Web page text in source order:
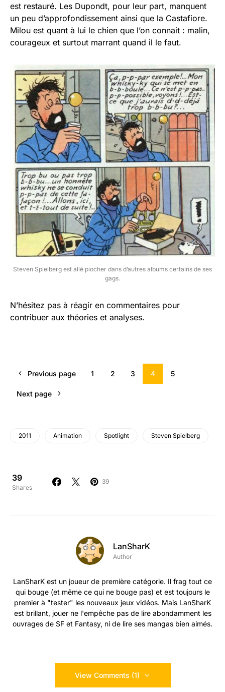
est restauré. Les Dupondt, pour leur part, manquent
un peu d’approfondissement ainsi que la Castafiore.
Milou est quant à lui le chien que l’on connait : malin,
courageux et surtout marrant quand il le faut.
Steven Spielberg est allé piocher dans d’autres albums certains de ses
gags.
N’hésitez pas à réagir en commentaires pour
contribuer aux théories et analyses.
Previous page 1 2 3 4 5
Next page
2011 Animation Spotlight Steven Spielberg
39
Shares
39
LanSharK
Author
LanSharK est un joueur de première catégorie. Il frag tout ce
qui bouge (et même ce qui ne bouge pas) et est toujours le
premier à "tester" les nouveaux jeux vidéos. Mais LanSharK
est brillant, jouer ne l'empêche pas de lire abondamment les
ouvrages de SF et Fantasy, ni de lire ses mangas bien aimés.
View Comments (1)